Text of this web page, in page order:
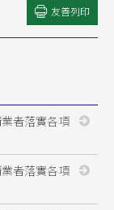
友善列印
者落實各項
者落實各項